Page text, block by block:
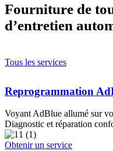
Fourniture de
d’entretien
Tous les services
Reprogrammation
Voyant AdBlue allumé sur
Diagnostic et réparation
Obtenir un service